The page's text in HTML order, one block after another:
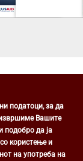
податоци, за да
Вашите
подобро да ја
користење и
на употреба на